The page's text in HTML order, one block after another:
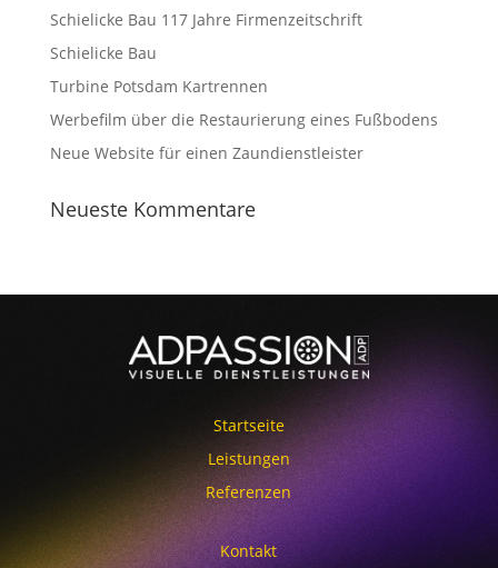
Schielicke Bau 117 Jahre Firmenzeitschrift
Schielicke Bau
Turbine Potsdam Kartrennen
Werbefilm über die Restaurierung eines Fußbodens
Neue Website für einen Zaundienstleister
Neueste Kommentare
Startseite
Leistungen
Referenzen
Kontakt